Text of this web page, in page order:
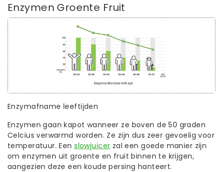
Enzymen Groente Fruit
Enzymafname leeftijden
Enzymen gaan kapot wanneer ze boven de 50 graden
Celcius verwarmd worden. Ze zijn dus zeer gevoelig voor
temperatuur. Eenslowjuicer zal een goede manier zijn
om enzymen uit groente en fruit binnen te krijgen,
aangezien deze een koude persing hanteert.